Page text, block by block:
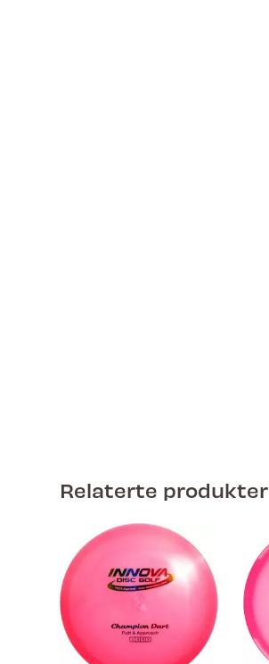
Relaterte produkter